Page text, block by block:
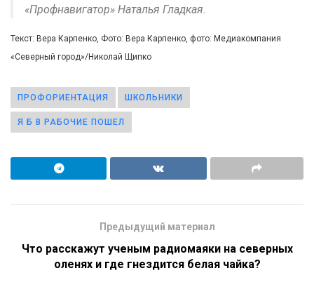
«Профнавигатор» Наталья Гладкая.
Текст: Вера Карпенко, Фото: Вера Карпенко, фото: Медиакомпания
«Северный город»/Николай Щипко
ПРОФОРИЕНТАЦИЯ ШКОЛЬНИКИ
Я Б В РАБОЧИЕ ПОШЕЛ
Предыдущий материал
Что расскажут ученым радиомаяки на северных
оленях и где гнездится белая чайка?